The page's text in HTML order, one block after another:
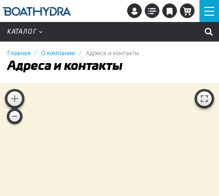
КАТАЛОГ
Главная О компании Адреса и контакты
Адреса и контакты